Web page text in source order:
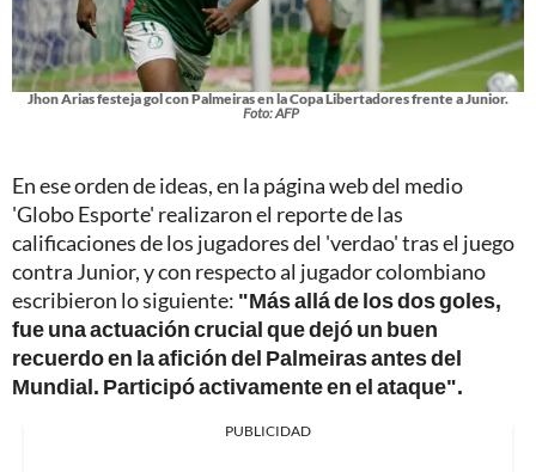
Jhon Arias festeja gol con Palmeiras en la Copa Libertadores frente a Junior.
Foto: AFP
En ese orden de ideas, en la página web del medio
'Globo Esporte' realizaron el reporte de las
calificaciones de los jugadores del 'verdao' tras el juego
contra Junior, y con respecto al jugador colombiano
escribieron lo siguiente: "Más allá de los dos goles,
fue una actuación crucial que dejó un buen
recuerdo en la afición del Palmeiras antes del
Mundial. Participó activamente en el ataque".
PUBLICIDAD